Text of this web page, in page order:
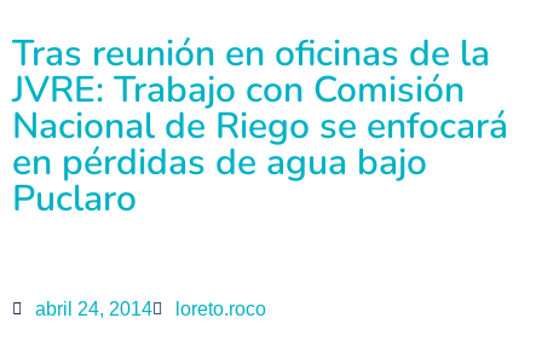
Tras reunión en oficinas de la
JVRE: Trabajo con Comisión
Nacional de Riego se enfocará
en pérdidas de agua bajo
Puclaro
abril 24, 2014 loreto.roco